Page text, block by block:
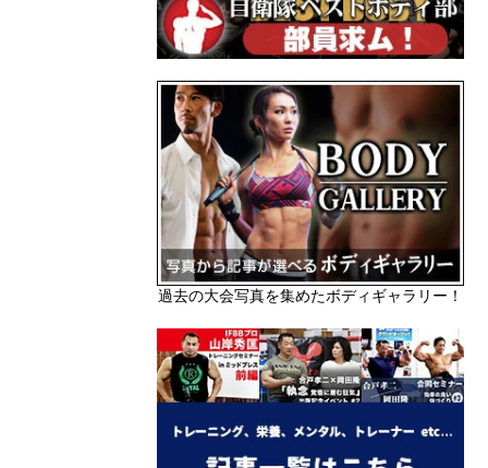
過去の大会写真を集めたボディギャラリー！